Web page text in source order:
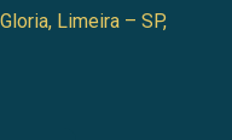
Limeira – SP,